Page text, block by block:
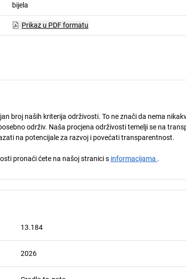
bijela
Prikaz u PDF formatu
broj naših kriterija održivosti. To ne znači da nema
održiv. Naša procjena održivosti temelji se na
na potencijale za razvoj i povećati transparentnost.
pronaći ćete na našoj stranici s informacijama .
13.184
2026